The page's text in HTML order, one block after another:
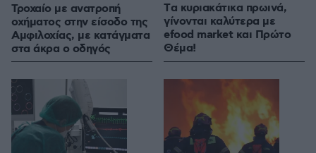
Τροχαίο με ανατροπή
οχήματος στην είσοδο της
Αμφιλοχίας, με κατάγματα
στα άκρα ο οδηγός
Tα κυριακάτικα πρωινά,
γίνονται καλύτερα με
efood market και Πρώτο
Θέμα!